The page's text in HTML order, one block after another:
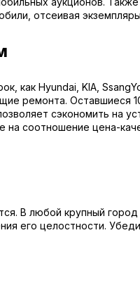
отсеивая
как Hyundai, KIA,
ремонта. Оставшиеся
сэкономить на
соотношение цена-
В любой крупный
его целостности.